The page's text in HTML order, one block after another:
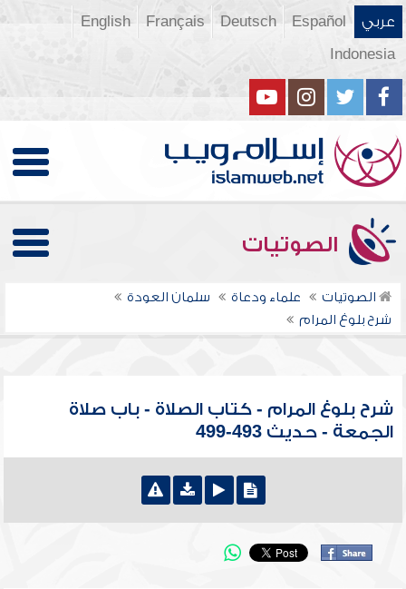
عربي Español
Deutsch
Français
English
Indonesia
الصوتيات
الصوتيات علماء ودعاة
سلمان العودة
شرح بلوغ المرام
شرح بلوغ المرام - كتاب الصلاة - باب صلاة
الجمعة - حديث 493-499